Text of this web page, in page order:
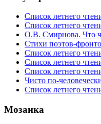
Список летнего
Список летнего
О.В. Смирнова. Что
Стихи поэтов-
Список летнего
Список летнего
Список летнего
Чисто по-
Список летнего
Мозаика